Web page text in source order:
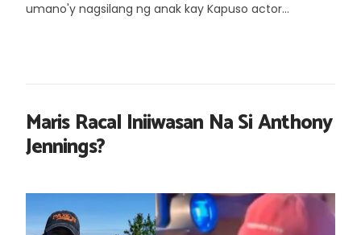
umano'y nagsilang ng anak kay Kapuso actor...
Maris Racal Iniiwasan Na Si Anthony
Jennings?